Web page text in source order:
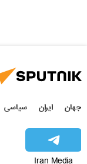
جهان ایران سیاسی